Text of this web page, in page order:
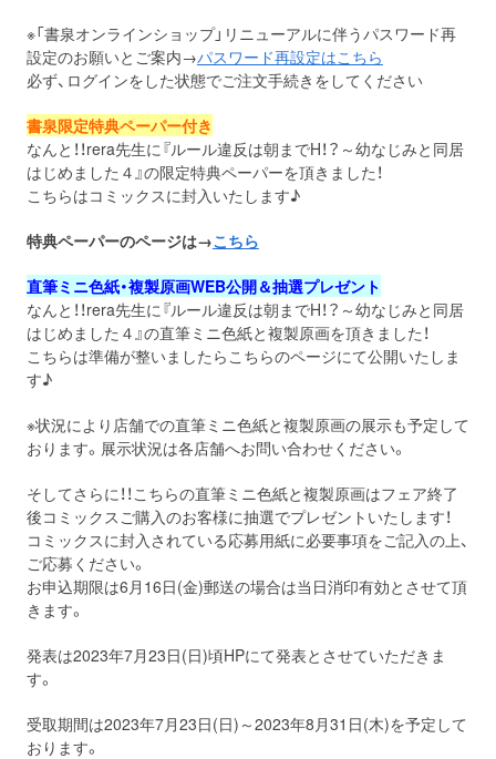
※「書泉オンラインショップ」リニューアルに伴うパスワード再
設定のお願いとご案内→パスワード再設定はこちら
必ず、ログインをした状態でご注文手続きをしてください
書泉限定特典ペーパー付き
なんと！！rera先生に『ルール違反は朝までH！？～幼なじみと同居
はじめました４』の限定特典ペーパーを頂きました！
こちらはコミックスに封入いたします♪
特典ペーパーのページは→こちら
直筆ミニ色紙・複製原画WEB公開＆抽選プレゼント
なんと！！rera先生に『ルール違反は朝までH！？～幼なじみと同居
はじめました４』の直筆ミニ色紙と複製原画を頂きました！
こちらは準備が整いましたらこちらのページにて公開いたしま
す♪
※状況により店舗での直筆ミニ色紙と複製原画の展示も予定して
おります。展示状況は各店舗へお問い合わせください。
そしてさらに！！こちらの直筆ミニ色紙と複製原画はフェア終了
後コミックスご購入のお客様に抽選でプレゼントいたします！
コミックスに封入されている応募用紙に必要事項をご記入の上、
ご応募ください。
お申込期限は6月16日(金)郵送の場合は当日消印有効とさせて頂
きます。
発表は2023年7⽉23⽇(⽇)頃HPにて発表とさせていただきま
す。
受取期間は2023年7月23日(日)～2023年8月31日(木)を予定して
おります。